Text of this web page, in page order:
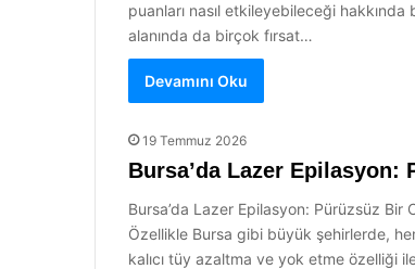
puanları nasıl etkileyebileceği
alanında da birçok fırsat…
Devamını Oku
19 Temmuz 2026
Bursa’da Lazer
Bursa’da Lazer Epilasyon: Pürüzsüz
Özellikle Bursa gibi büyük şehirlerde,
kalıcı tüy azaltma ve yok etme özelliği